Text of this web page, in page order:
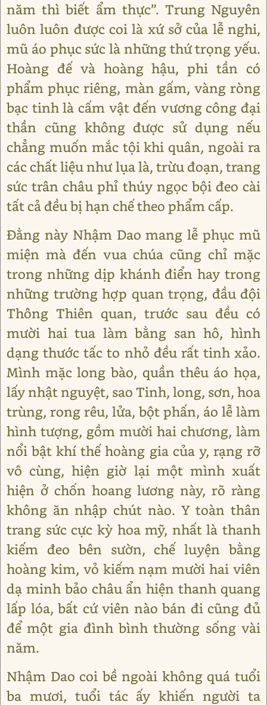
năm thì biết ẩm thực”. Trung Nguyên
luôn luôn được coi là xứ sở của lễ nghi,
mũ áo phục sức là những thứ trọng yếu.
Hoàng đế và hoàng hậu, phi tần có
phẩm phục riêng, màn gấm, vàng ròng
bạc tinh là cấm vật đến vương công đại
thần cũng không được sử dụng nếu
chẳng muốn mắc tội khi quân, ngoài ra
các chất liệu như lụa là, trừu đoạn, trang
sức trân châu phỉ thúy ngọc bội đeo cài
tất cả đều bị hạn chế theo phẩm cấp.
Đằng này Nhậm Dao mang lễ phục mũ
miện mà đến vua chúa cũng chỉ mặc
trong những dịp khánh điển hay trong
những trường hợp quan trọng, đầu đội
Thông Thiên quan, trước sau đều có
mười hai tua làm bằng san hô, hình
dạng thước tấc to nhỏ đều rất tinh xảo.
Mình mặc long bào, quần thêu áo họa,
lấy nhật nguyệt, sao Tinh, long, sơn, hoa
trùng, rong rêu, lửa, bột phấn, áo lễ làm
hình tượng, gồm mười hai chương, làm
nổi bật khí thế hoàng gia của y, rạng rỡ
vô cùng, hiện giờ lại một mình xuất
hiện ở chốn hoang lương này, rõ ràng
không ăn nhập chút nào. Y toàn thân
trang sức cực kỳ hoa mỹ, nhất là thanh
kiếm đeo bên sườn, chế luyện bằng
hoàng kim, vỏ kiếm nạm mười hai viên
dạ minh bảo châu ẩn hiện thanh quang
lấp lóa, bất cứ viên nào bán đi cũng đủ
để một gia đình bình thường sống vài
năm.
Nhậm Dao coi bề ngoài không quá tuổi
ba mươi, tuổi tác ấy khiến người ta